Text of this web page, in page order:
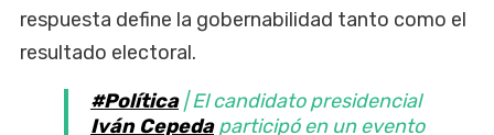
respuesta define la gobernabilidad tanto como el
resultado electoral.
#Política| El candidato presidencial
Iván Cepedaparticipó en un evento